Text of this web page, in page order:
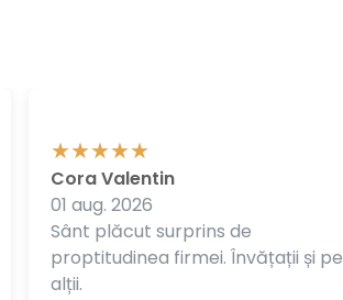
Sânt plăcut surprins de
proptitudinea firmei. Învățații și pe
alții.
Cora Valentin
01 aug. 2026